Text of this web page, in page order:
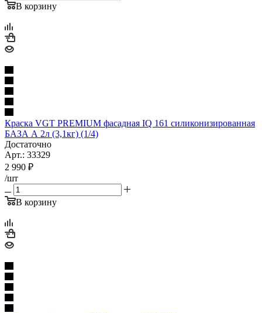
В корзину
Краска VGT PREMIUM фасадная IQ 161 силиконизированная
БАЗА А 2л (3,1кг) (1/4)
Достаточно
Арт.: 33329
2 990 ₽
/шт
В корзину